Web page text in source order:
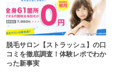
脱毛サロン【ストラッシュ】の口
コミを徹底調査！体験レポでわか
った新事実